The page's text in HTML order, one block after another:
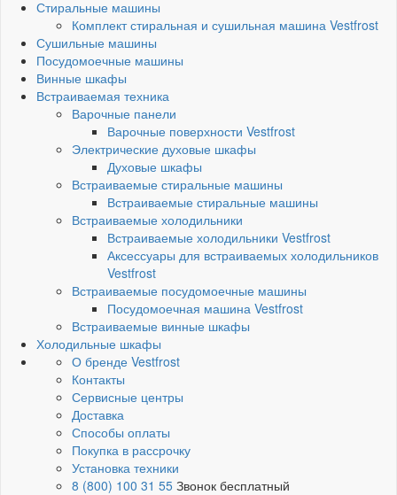
Стиральные машины
Комплект стиральная и сушильная машина Vestfrost
Сушильные машины
Посудомоечные машины
Винные шкафы
Встраиваемая техника
Варочные панели
Варочные поверхности Vestfrost
Электрические духовые шкафы
Духовые шкафы
Встраиваемые стиральные машины
Встраиваемые стиральные машины
Встраиваемые холодильники
Встраиваемые холодильники Vestfrost
Аксессуары для встраиваемых холодильников
Vestfrost
Встраиваемые посудомоечные машины
Посудомоечная машина Vestfrost
Встраиваемые винные шкафы
Холодильные шкафы
О бренде Vestfrost
Контакты
Сервисные центры
Доставка
Способы оплаты
Покупка в рассрочку
Установка техники
8 (800) 100 31 55 Звонок бесплатный